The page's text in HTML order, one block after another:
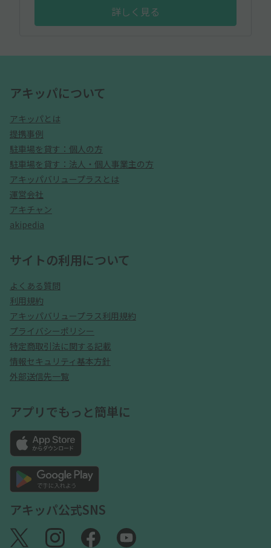
詳しく見る
アキッパについて
アキッパとは
提携事例
駐車場を貸す：個人の方
駐車場を貸す：法人・個人事業主の方
アキッパバリュープラスとは
運営会社
アキチャン
akipedia
サイトの利用について
よくある質問
利用規約
アキッパバリュープラス利用規約
プライバシーポリシー
特定商取引法に関する記載
情報セキュリティ基本方針
外部送信先一覧
アプリでもっと簡単に
アキッパ公式SNS